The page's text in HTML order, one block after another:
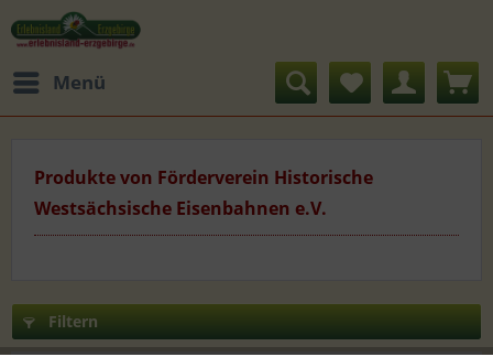
Menü
Produkte von Förderverein Historische
Westsächsische Eisenbahnen e.V.
Filtern